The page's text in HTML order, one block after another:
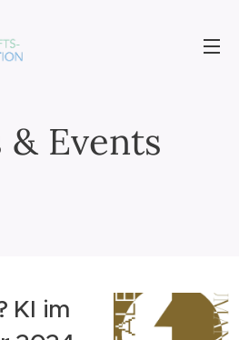
& Events
KI im